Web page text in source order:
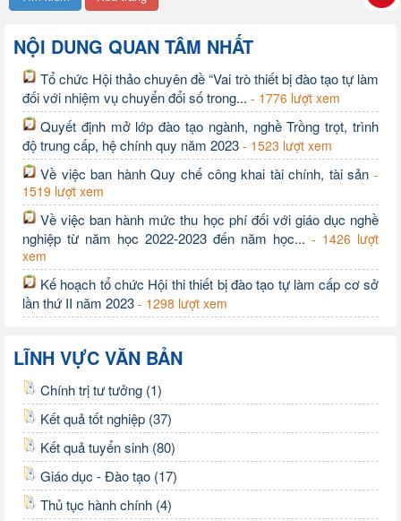
NỘI DUNG QUAN TÂM NHẤT
Tổ chức Hội thảo chuyên đề “Vai trò thiết bị đào tạo tự làm
đối với nhiệm vụ chuyển đổi số trong... - 1776 lượt xem
Quyết định mở lớp đào tạo ngành, nghề Trồng trọt, trình
độ trung cấp, hệ chính quy năm 2023 - 1523 lượt xem
Về việc ban hành Quy chế công khai tài chính, tài sản -
1519 lượt xem
Về việc ban hành mức thu học phí đối với giáo dục nghề
nghiệp từ năm học 2022-2023 đến năm học... - 1426 lượt
xem
Kế hoạch tổ chức Hội thi thiết bị đào tạo tự làm cấp cơ sở
lần thứ II năm 2023 - 1298 lượt xem
LĨNH VỰC VĂN BẢN
Chính trị tư tưởng (1)
Kết quả tốt nghiệp (37)
Kết quả tuyển sinh (80)
Giáo dục - Đào tạo (17)
Thủ tục hành chính (4)